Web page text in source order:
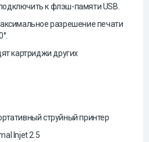
к флэш-памяти USB.
разрешение печати
картриджи других
струйный принтер
Injet 2.5